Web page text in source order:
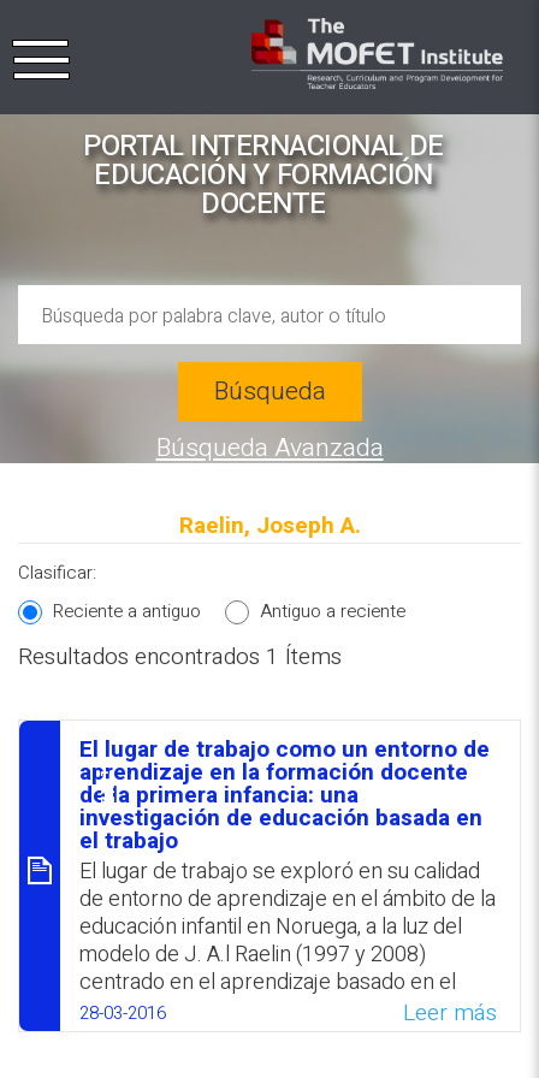
PORTAL INTERNACIONAL DE
EDUCACIÓN Y FORMACIÓN
DOCENTE
REPOSITORIO EN LÍNEA DE
CONTENIDOS ACADÉMICOS SOBRE
EDUCACIÓN Y FORMACIÓN DEL
PROFESORADO
Búsqueda
Búsqueda Avanzada
Raelin, Joseph A.
Clasificar:
Reciente a antiguo
Antiguo a reciente
Resultados encontrados 1 Ítems
סיכום
El lugar de trabajo como un entorno de
aprendizaje en la formación docente
de la primera infancia: una
investigación de educación basada en
el trabajo
El lugar de trabajo se exploró en su calidad
de entorno de aprendizaje en el ámbito de la
educación infantil en Noruega, a la luz del
modelo de J. A.l Raelin (1997 y 2008)
centrado en el aprendizaje basado en el
trabajo. Dado que todos los participantes
centraron sus reportes en la experiencia
28-03-2016 Leer más